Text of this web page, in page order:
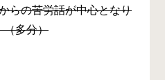
らの苦労話が中心となり
（多分）